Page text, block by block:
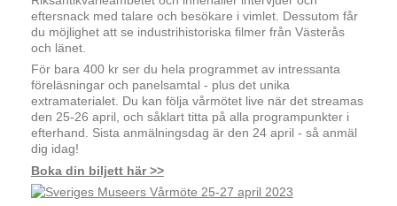
eftersnack med talare och besökare i vimlet. Dessutom får
du möjlighet att se industrihistoriska filmer från Västerås
och länet.
För bara 400 kr ser du hela programmet av intressanta
föreläsningar och panelsamtal - plus det unika
extramaterialet. Du kan följa vårmötet live när det streamas
den 25-26 april, och såklart titta på alla programpunkter i
efterhand. Sista anmälningsdag är den 24 april - så anmäl
dig idag!
Boka din biljett här >>